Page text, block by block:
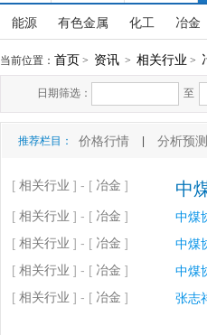
能源 有色金属 化工 冶金
当前位置： 首页 > 资讯 > 相关行业 >
日期筛选： 至
推荐栏目： 价格行情 分析预测
[ 相关行业 ] - [ 冶金 ] 中
[ 相关行业 ] - [ 冶金 ] 中煤
[ 相关行业 ] - [ 冶金 ] 中煤
[ 相关行业 ] - [ 冶金 ] 中煤
[ 相关行业 ] - [ 冶金 ] 张志